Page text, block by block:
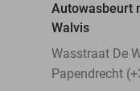
Autowasbeurt
Walvis
Wasstraat De
Papendrecht